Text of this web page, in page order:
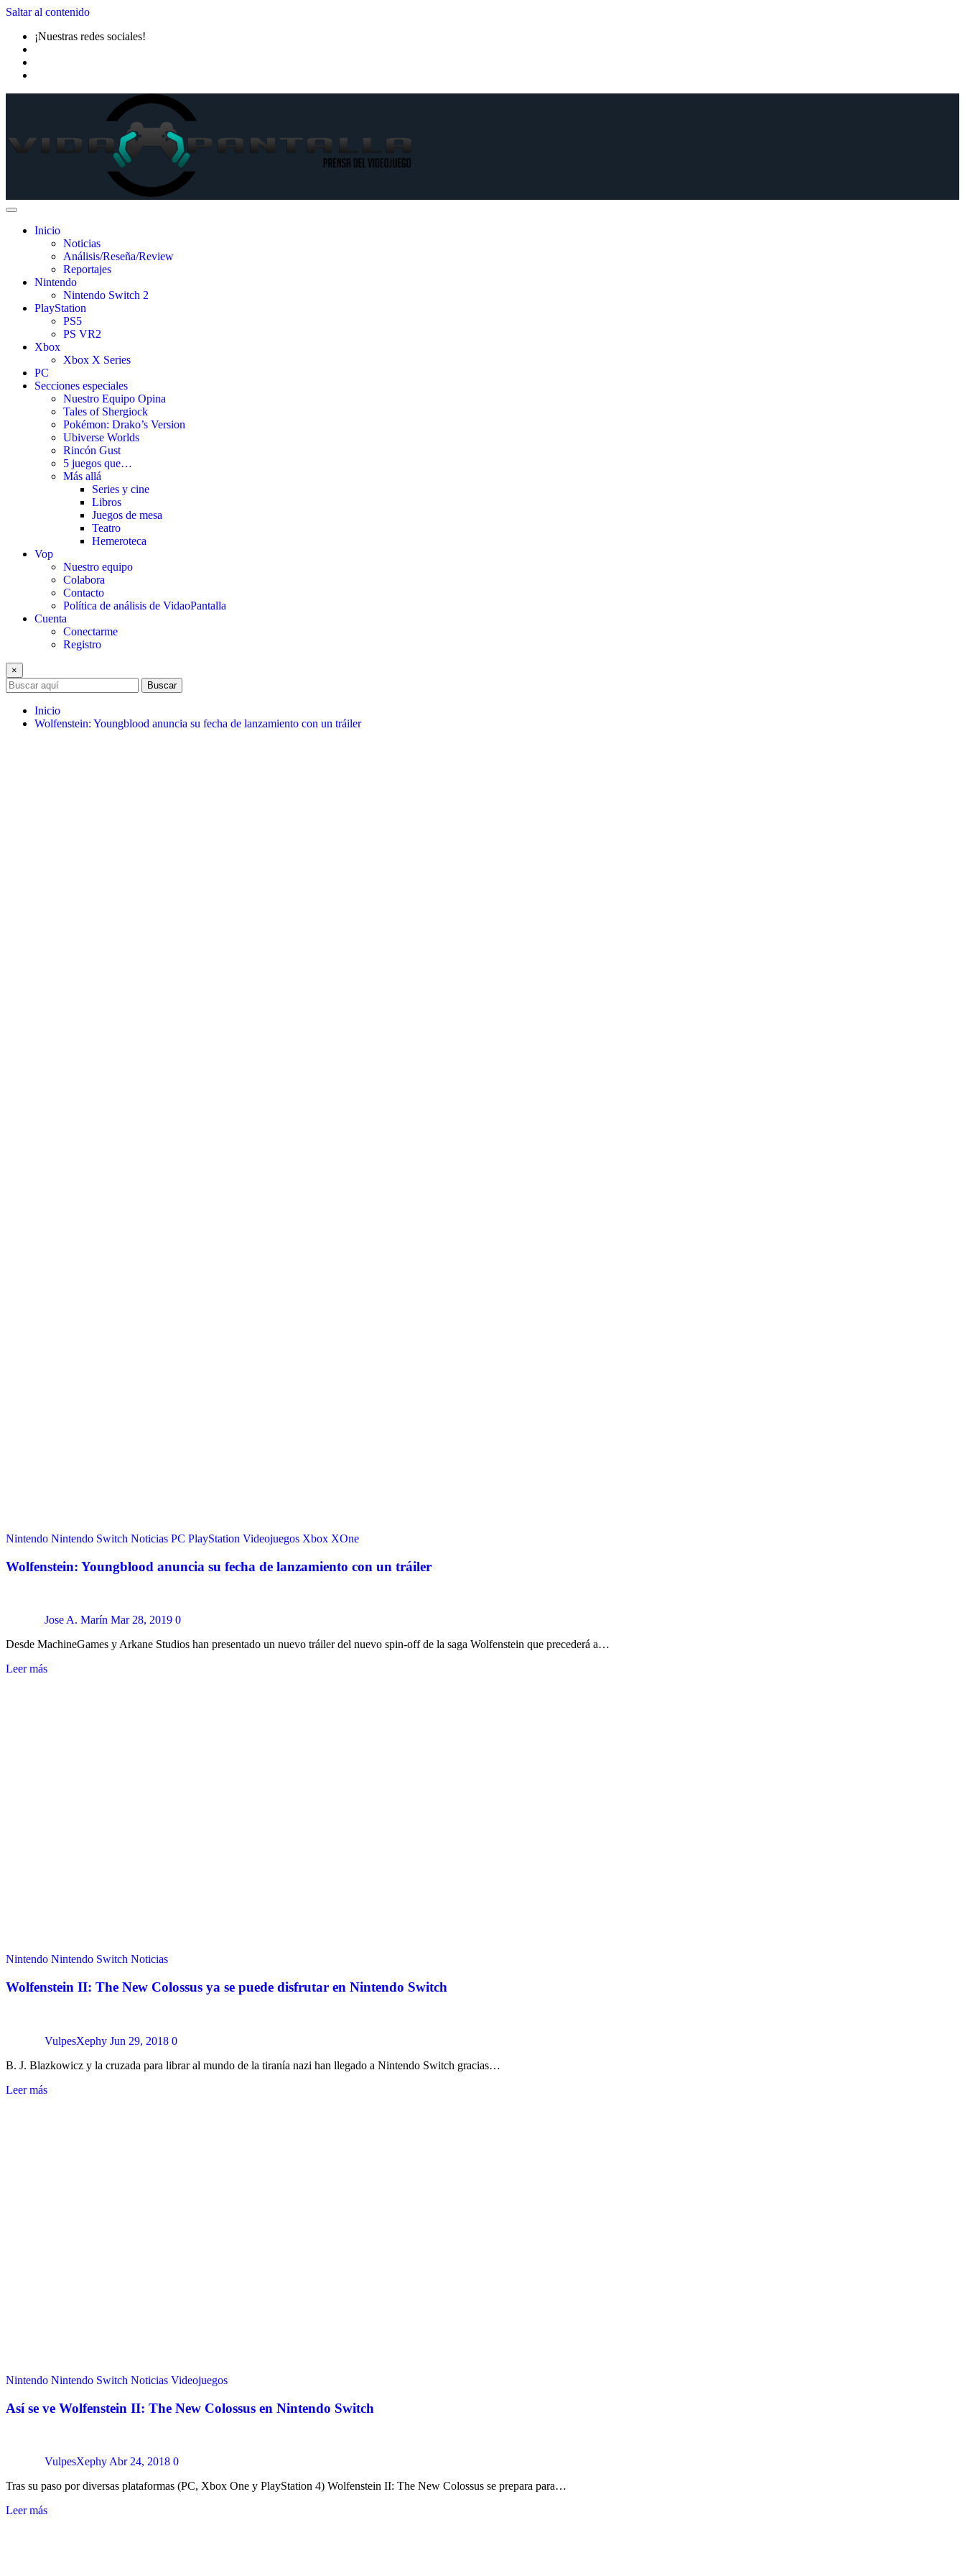
Saltar al contenido
¡Nuestras redes sociales!
Inicio
Noticias
Análisis/Reseña/Review
Reportajes
Nintendo
Nintendo Switch 2
PlayStation
PS5
PS VR2
Xbox
Xbox X Series
PC
Secciones especiales
Nuestro Equipo Opina
Tales of Shergiock
Pokémon: Drako’s Version
Ubiverse Worlds
Rincón Gust
5 juegos que…
Más allá
Series y cine
Libros
Juegos de mesa
Teatro
Hemeroteca
Vop
Nuestro equipo
Colabora
Contacto
Política de análisis de VidaoPantalla
Cuenta
Conectarme
Registro
×
Buscar
Inicio
Wolfenstein: Youngblood anuncia su fecha de lanzamiento con un tráiler
Nintendo Nintendo Switch Noticias PC PlayStation Videojuegos Xbox XOne
Wolfenstein: Youngblood anuncia su fecha de lanzamiento con un tráiler
Jose A. Marín Mar 28, 2019 0
Desde MachineGames y Arkane Studios han presentado un nuevo tráiler del nuevo spin-off de la saga Wolfenstein que precederá a…
Leer más
Nintendo Nintendo Switch Noticias
Wolfenstein II: The New Colossus ya se puede disfrutar en Nintendo Switch
VulpesXephy Jun 29, 2018 0
B. J. Blazkowicz y la cruzada para librar al mundo de la tiranía nazi han llegado a Nintendo Switch gracias…
Leer más
Nintendo Nintendo Switch Noticias Videojuegos
Así se ve Wolfenstein II: The New Colossus en Nintendo Switch
VulpesXephy Abr 24, 2018 0
Tras su paso por diversas plataformas (PC, Xbox One y PlayStation 4) Wolfenstein II: The New Colossus se prepara para…
Leer más